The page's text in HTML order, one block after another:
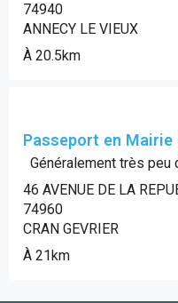
74940
ANNECY LE VIEUX
À 20.5km
Passeport en Mairie
Généralement très peu
46 AVENUE DE LA
74960
CRAN GEVRIER
À 21km